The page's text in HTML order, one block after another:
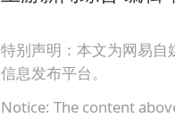
特别声明：本文为网易自
信息发布平台。
Notice: The content